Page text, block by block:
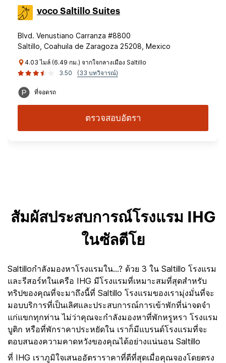
voco Saltillo Suites
Blvd. Venustiano Carranza #8800
Saltillo, Coahuila de Zaragoza 25208, Mexico
4.03 ไมล์ (6.49 กม.) จากใจกลางเมือง Saltillo
3.50
(33 บทวิจารณ์)
ที่จอดรถ
ตรวจสอบอัตรา
สัมผัสประสบการณ์โรงแรม IHG
ในซัลตีโย
Saltilloกำลังมองหาโรงแรมใน...? ด้วย 3 ใน Saltillo โรงแรม
และรีสอร์ทในเครือ IHG มีโรงแรมที่เหมาะสมที่สุดสำหรับ
ทริปของคุณที่จะมาถึงนี้ที่ Saltillo โรงแรมของเรามุ่งมั่นที่จะ
มอบบริการที่เป็นเลิศและประสบการณ์การเข้าพักที่น่าจดจำ
แก่แขกทุกท่าน ไม่ว่าคุณจะกำลังมองหาที่พักหรูหรา โรงแรม
บูติก หรือที่พักราคาประหยัดใน เราก็มีแบรนด์โรงแรมที่จะ
ตอบสนองความคาดหวังของคุณได้อย่างแน่นอน Saltillo
ที่ IHG เราภูมิใจเสนออัตราราคาที่ดีที่สุดเมื่อคุณจองโดยตรง